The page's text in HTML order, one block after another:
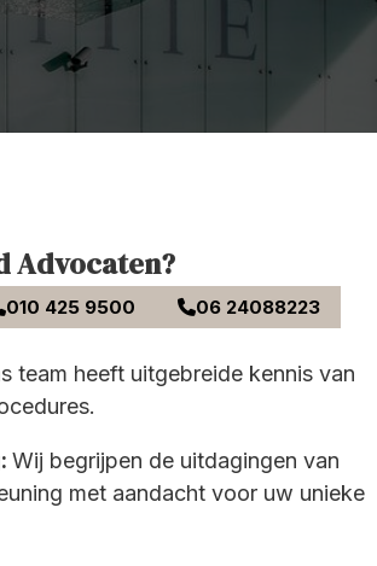
010 425 9500 06 24088223
Advocaten?
team heeft uitgebreide kennis van
Wij begrijpen de uitdagingen van
met aandacht voor uw unieke